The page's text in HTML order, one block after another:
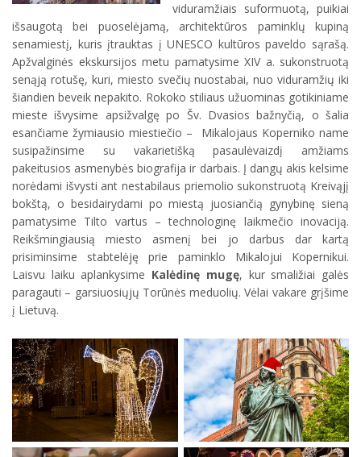
viduramžiais suformuotą, puikiai
išsaugotą bei puoselėjamą, architektūros paminklų kupiną
senamiestį, kuris įtrauktas į UNESCO kultūros paveldo sąrašą.
Apžvalginės ekskursijos metu pamatysime XIV a. sukonstruotą
senąją rotušę, kuri, miesto svečių nuostabai, nuo viduramžių iki
šiandien beveik nepakito. Rokoko stiliaus užuominas gotikiniame
mieste išvysime apsižvalgę po Šv. Dvasios bažnyčią, o šalia
esančiame žymiausio miestiečio – Mikalojaus Koperniko name
susipažinsime su vakarietišką pasaulėvaizdį amžiams
pakeitusios asmenybės biografija ir darbais. Į dangų akis kelsime
norėdami išvysti ant nestabilaus priemolio sukonstruotą Kreivąjį
bokštą, o besidairydami po miestą juosiančią gynybinę sieną
pamatysime Tilto vartus – technologinę laikmečio inovaciją.
Reikšmingiausią miesto asmenį bei jo darbus dar kartą
prisiminsime stabtelėję prie paminklo Mikalojui Kopernikui.
Laisvu laiku aplankysime Kalėdinę mugę, kur smaližiai galės
paragauti – garsiuosiųjų Torūnės meduolių. Vėlai vakare grįšime
į Lietuvą.